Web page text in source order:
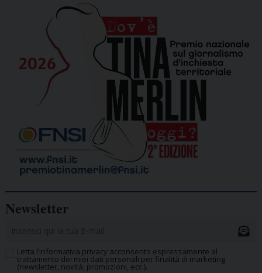
Newsletter
Letta l’informativa privacy acconsento espressamente al
trattamento dei miei dati personali per finalità di marketing
(newsletter, novità, promozioni, ecc.).